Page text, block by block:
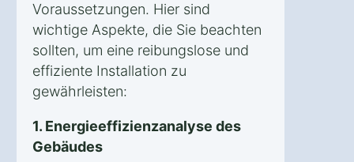
Voraussetzungen. Hier sind
wichtige Aspekte, die Sie beachten
sollten, um eine reibungslose und
effiziente Installation zu
gewährleisten:
1. Energieeffizienzanalyse des
Gebäudes